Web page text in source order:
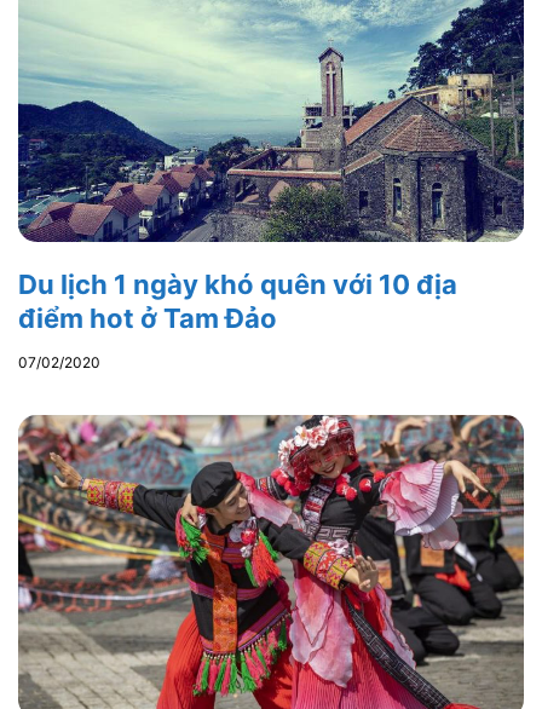
Du lịch 1 ngày khó quên với 10 địa
điểm hot ở Tam Đảo
07/02/2020